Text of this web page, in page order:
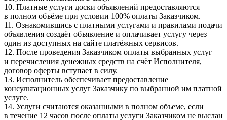
10. Платные услуги доски объявлений предоставляются
в полном объёме при условии 100% оплаты Заказчиком.
11. Ознакомившись с платными услугами и правилами подачи
объявления создаёт объявление и оплачивает услугу через
один из доступных на сайте платёжных сервисов.
12. После проведения Заказчиком оплаты выбранных услуг
и перечисления денежных средств на счёт Исполнителя,
договор оферты вступает в силу.
13. Исполнитель обеспечивает предоставление
консультационных услуг Заказчику по выбранной им платной
услуге.
14. Услуги считаются оказанными в полном объеме, если
в течение 12 часов после оплаты услуги Заказчиком не выслан